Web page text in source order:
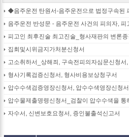
집회및시위금지가처분신청서
고소취하서_상해죄, 구속전피의자심문신청서
형사기록검증신청서, 형사비용보상청구서
압수수색검증영장신청서, 압수수색영장신청서
압수물제출명령신청서_검찰이 압수수색을 통
자수서, 신변보호요청서, 증인불출석신고서